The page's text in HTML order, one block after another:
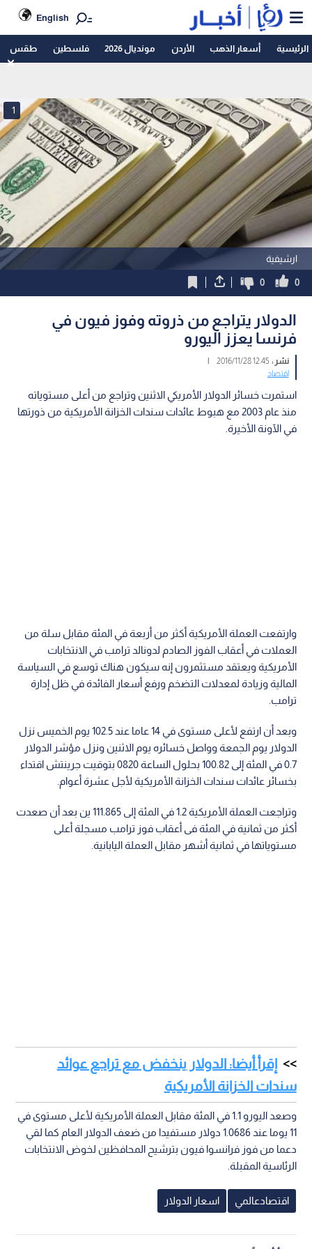
English
الرئيسية أسعار الذهب الأردن مونديال 2026 فلسطين طقس
ارشيفية
1
0
0
الدولار يتراجع من ذروته وفوز فيون في
فرنسا يعزز اليورو
نشر :12:45 2016/11/28
|
اقتصاد
استمرت خسائر الدولار الأمريكي الاثنين وتراجع من أعلى مستوياته
منذ عام 2003 مع هبوط عائدات سندات الخزانة الأمريكية من ذورتها
في الآونة الأخيرة.
وارتفعت العملة الأمريكية أكثر من أربعة في المئة مقابل سلة من
العملات في أعقاب الفوز الصادم لدونالد ترامب في الانتخابات
الأمريكية ويعتقد مستثمرون إنه سيكون هناك توسع في السياسة
المالية وزيادة لمعدلات التضخم ورفع أسعار الفائدة في ظل إدارة
ترامب.
وبعد أن ارتفع لأعلى مستوى في 14 عاما عند 102.5 يوم الخميس نزل
الدولار يوم الجمعة وواصل خسائره يوم الاثنين ونزل مؤشر الدولار
0.7 في المئة إلى 100.82 بحلول الساعة 0820 بتوقيت جرينتش اقتداء
بخسائر عائدات سندات الخزانة الأمريكية لأجل عشرة أعوام.
وتراجعت العملة الأمريكية 1.2 في المئة إلى 111.865 ين بعد أن صعدت
أكثر من ثمانية في المئة فى أعقاب فوز ترامب مسجلة أعلى
مستوياتها في ثمانية أشهر مقابل العملة اليابانية.
إقرأ أيضا: الدولار ينخفض مع تراجع عوائد
سندات الخزانة الأمريكية
وصعد اليورو 1.1 في المئة مقابل العملة الأمريكية لأعلى مستوى في
11 يوما عند 1.0686 دولار مستفيدا من ضعف الدولار العام كما لقي
دعما من فوز فرانسوا فيون بترشيح المحافظين لخوض الانتخابات
الرئاسية المقبلة.
اقتصادعالمي اسعار الدولار